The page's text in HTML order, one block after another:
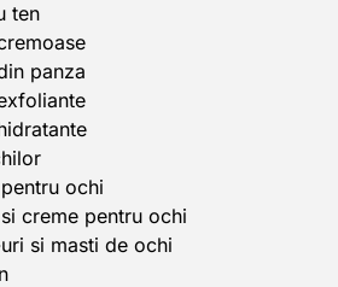
ten
panza
ochi
creme pentru ochi
si masti de ochi